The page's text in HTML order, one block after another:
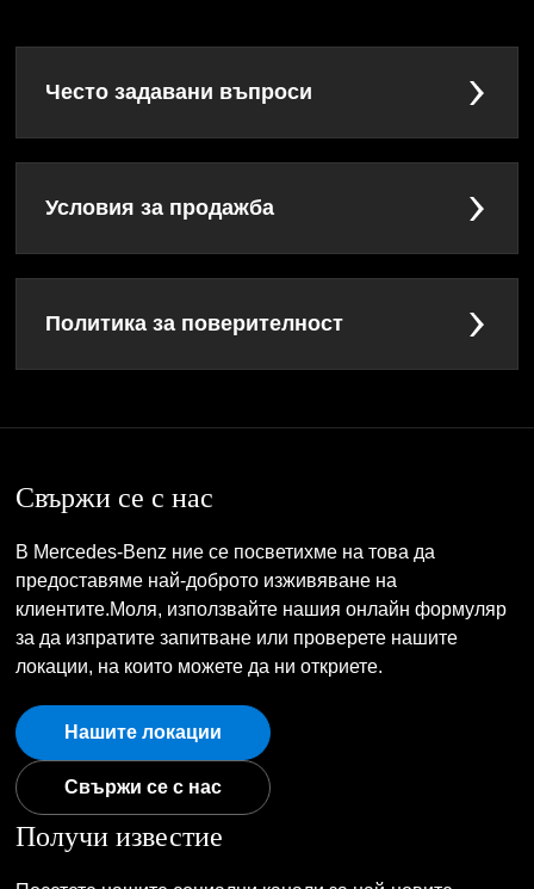
Често задавани въпроси
Условия за продажба
Политика за поверителност
Свържи се с нас
В Mercedes-Benz ние се посветихме на това да
предоставяме най-доброто изживяване на
клиентите.Моля, използвайте нашия онлайн формуляр
за да изпратите запитване или проверете нашите
локации, на които можете да ни откриете.
Нашите локации
Свържи се с нас
Получи известие